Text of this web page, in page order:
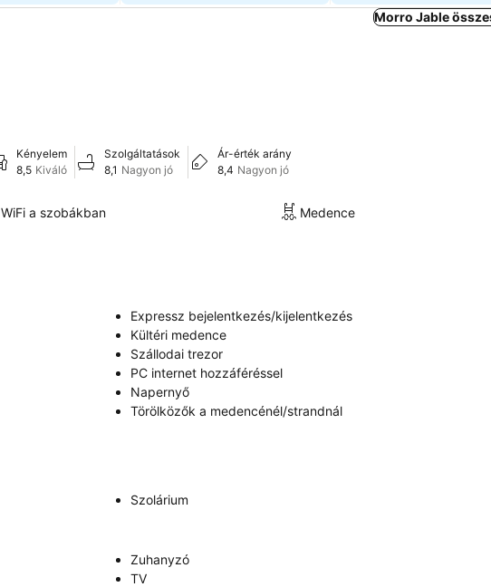
Morro Jable
Kényelem
8,5 Kiváló
Szolgáltatások
8,1 Nagyon jó
Ár-érték arány
8,4 Nagyon jó
WiFi a szobákban Medence
Expressz bejelentkezés/kijelentkezés
Kültéri medence
Szállodai trezor
PC internet hozzáféréssel
Napernyő
Törölközők a medencénél/strandnál
Szolárium
Zuhanyzó
TV